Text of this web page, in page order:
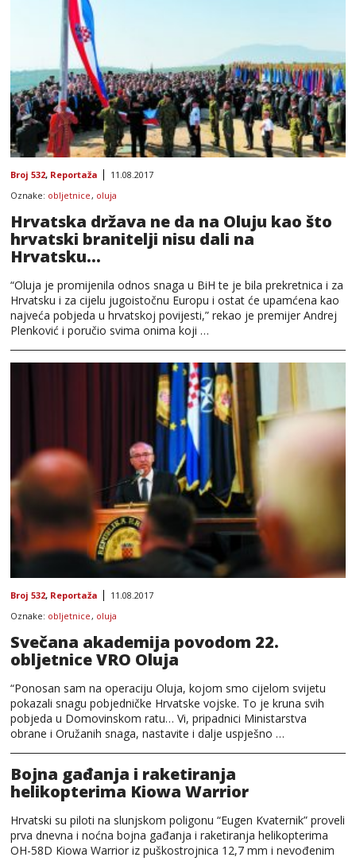
Broj 532, Reportaža
11.08.2017
Oznake: obljetnice , oluja
Hrvatska država ne da na Oluju kao što
hrvatski branitelji nisu dali na
Hrvatsku…
“Oluja je promijenila odnos snaga u BiH te je bila prekretnica i za
Hrvatsku i za cijelu jugoistočnu Europu i ostat će upamćena kao
najveća pobjeda u hrvatskoj povijesti,” rekao je premijer Andrej
Plenković i poručio svima onima koji …
Broj 532, Reportaža
11.08.2017
Oznake: obljetnice , oluja
Svečana akademija povodom 22.
obljetnice VRO Oluja
“Ponosan sam na operaciju Oluja, kojom smo cijelom svijetu
pokazali snagu pobjedničke Hrvatske vojske. To je kruna svih
pobjeda u Domovinskom ratu… Vi, pripadnici Ministarstva
obrane i Oružanih snaga, nastavite i dalje uspješno …
Bojna gađanja i raketiranja
helikopterima Kiowa Warrior
Hrvatski su piloti na slunjskom poligonu “Eugen Kvaternik” proveli
prva dnevna i noćna bojna gađanja i raketiranja helikopterima
OH-58D Kiowa Warrior iz puškostrojnica 12,7 mm i nevođenim